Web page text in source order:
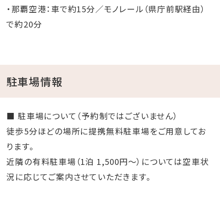
・那覇空港：車で約15分／モノレール（県庁前駅経由）
で約20分
駐車場情報
■ 駐車場について（予約制ではございません）
徒歩5分ほどの場所に提携無料駐車場をご用意してお
ります。
近隣の有料駐車場（1泊 1,500円〜）については空車状
況に応じてご案内させていただきます。